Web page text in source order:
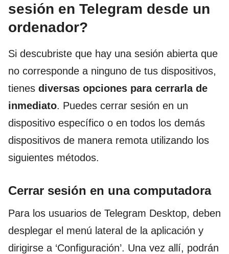
sesión en Telegram desde un
ordenador?
Si descubriste que hay una sesión abierta que
no corresponde a ninguno de tus dispositivos,
tienes diversas opciones para cerrarla de
inmediato. Puedes cerrar sesión en un
dispositivo específico o en todos los demás
dispositivos de manera remota utilizando los
siguientes métodos.
Cerrar sesión en una computadora
Para los usuarios de Telegram Desktop, deben
desplegar el menú lateral de la aplicación y
dirigirse a ‘Configuración’. Una vez allí, podrán